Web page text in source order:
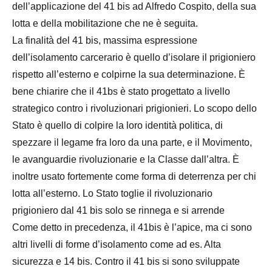
dell’applicazione del 41 bis ad Alfredo Cospito, della sua
lotta e della mobilitazione che ne è seguita.
La finalità del 41 bis, massima espressione
dell’isolamento carcerario è quello d’isolare il prigioniero
rispetto all’esterno e colpirne la sua determinazione. È
bene chiarire che il 41bs è stato progettato a livello
strategico contro i rivoluzionari prigionieri. Lo scopo dello
Stato è quello di colpire la loro identità politica, di
spezzare il legame fra loro da una parte, e il Movimento,
le avanguardie rivoluzionarie e la Classe dall’altra. È
inoltre usato fortemente come forma di deterrenza per chi
lotta all’esterno. Lo Stato toglie il rivoluzionario
prigioniero dal 41 bis solo se rinnega e si arrende
Come detto in precedenza, il 41bis è l’apice, ma ci sono
altri livelli di forme d’isolamento come ad es. Alta
sicurezza e 14 bis. Contro il 41 bis si sono sviluppate